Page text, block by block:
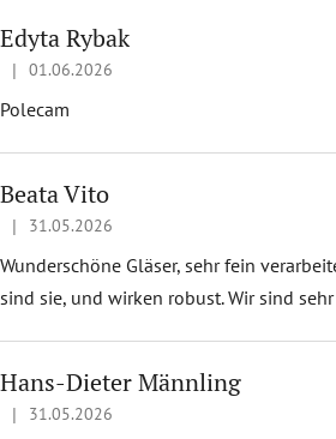
Edyta Rybak
Ratingul magazinului este 5 din 5 stele.
| 01.06.2026
Polecam
Beata Vito
Ratingul magazinului este 5 din 5 stele.
| 31.05.2026
Wunderschöne Gläser, sehr fein
sind sie, und wirken robust. Wir sind
Hans-Dieter Männling
Ratingul magazinului este 5 din 5 stele.
| 31.05.2026